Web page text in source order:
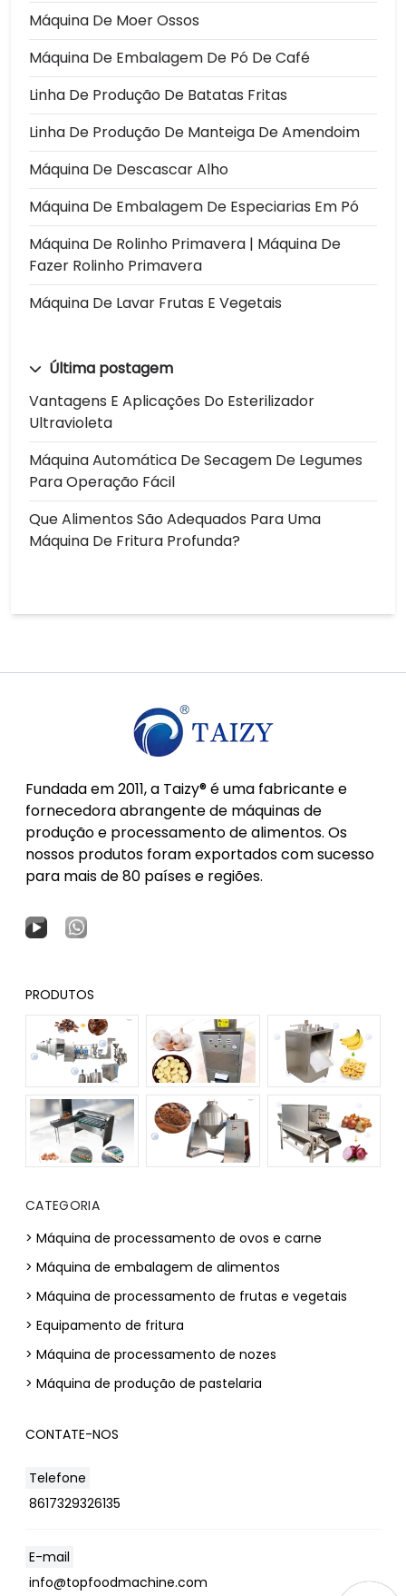
Máquina De Moer Ossos
Máquina De Embalagem De Pó De Café
Linha De Produção De Batatas Fritas
Linha De Produção De Manteiga De Amendoim
Máquina De Descascar Alho
Máquina De Embalagem De Especiarias Em Pó
Máquina De Rolinho Primavera | Máquina De
Fazer Rolinho Primavera
Máquina De Lavar Frutas E Vegetais
Última postagem
Vantagens E Aplicações Do Esterilizador
Ultravioleta
Máquina Automática De Secagem De Legumes
Para Operação Fácil
Que Alimentos São Adequados Para Uma
Máquina De Fritura Profunda?
Fundada em 2011, a Taizy® é uma fabricante e
fornecedora abrangente de máquinas de
produção e processamento de alimentos. Os
nossos produtos foram exportados com sucesso
para mais de 80 países e regiões.
PRODUTOS
CATEGORIA
> Máquina de processamento de ovos e carne
> Máquina de embalagem de alimentos
> Máquina de processamento de frutas e vegetais
> Equipamento de fritura
> Máquina de processamento de nozes
> Máquina de produção de pastelaria
CONTATE-NOS
Telefone
8617329326135
E-mail
info@topfoodmachine.com